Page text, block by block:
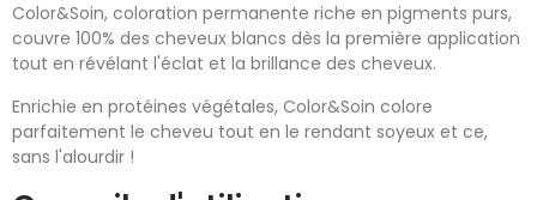
Color&Soin, coloration permanente riche en pigments purs,
couvre 100% des cheveux blancs dès la première application
tout en révélant l'éclat et la brillance des cheveux.
Enrichie en protéines végétales, Color&Soin colore
parfaitement le cheveu tout en le rendant soyeux et ce,
sans l'alourdir !